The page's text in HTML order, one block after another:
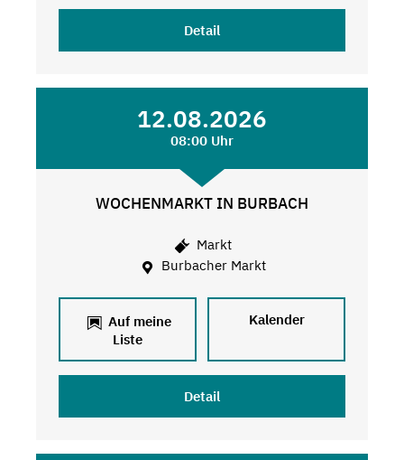
Detail
12.08.2026
08:00 Uhr
WOCHENMARKT IN BURBACH
Markt
Burbacher Markt
Auf meine
Liste
Kalender
Detail